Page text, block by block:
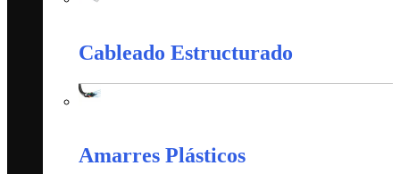
Cableado Estructurado
Amarres Plásticos